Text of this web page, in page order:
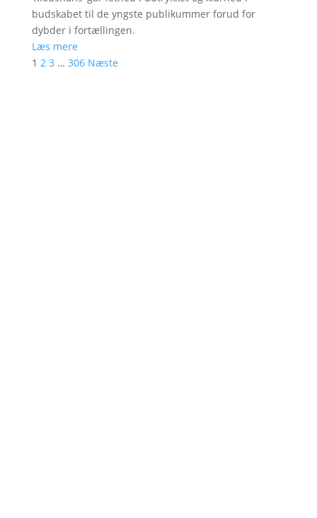
budskabet til de yngste publikummer forud for
dybder i fortællingen.
Læs mere
1 2 3 … 306 Næste